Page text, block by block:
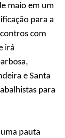
maio em um
para a
com
irá
e Santa
para
pauta